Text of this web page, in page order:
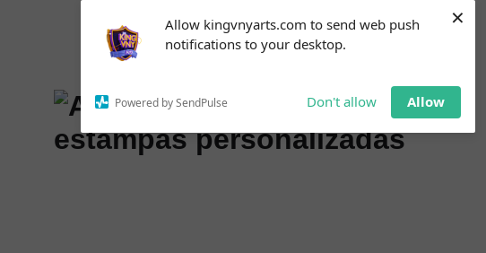
Allow kingvnyarts.com to send web push
notifications to your desktop.
Powered by SendPulse Don't allow Allow
×
notifications!
To enable permission prompts, click